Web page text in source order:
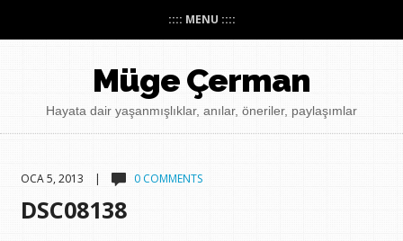
:::: MENU ::::
Müge Çerman
Hayata dair yaşanmışlıklar, anılar, öneriler, paylaşımlar
OCA 5, 2013 | 0 COMMENTS
DSC08138